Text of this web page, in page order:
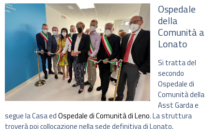
Ospedale
della
Comunità a
Lonato
Si tratta del
secondo
Ospedale di
Comunità della
Asst Garda e
segue la Casa edOspedale di Comunità di Leno. La struttura
troverà poi collocazione nella sede definitiva di Lonato,